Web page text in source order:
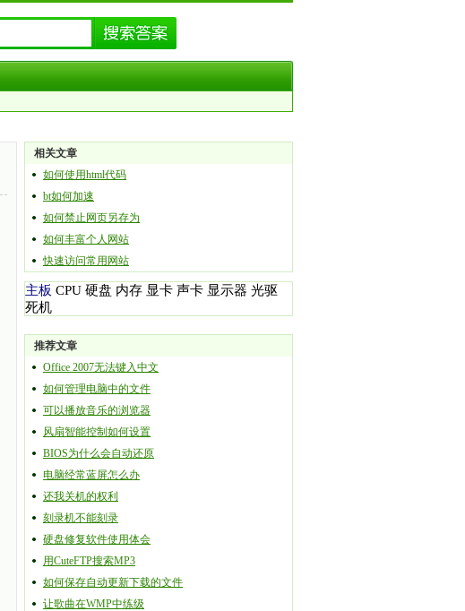
相关文章
如何使用html代码
bt如何加速
如何禁止网页另存为
如何丰富个人网站
快速访问常用网站
主板 CPU 硬盘 内存 显卡 声卡 显示器 光驱
死机
推荐文章
Office 2007无法键入中文
如何管理电脑中的文件
可以播放音乐的浏览器
风扇智能控制如何设置
BIOS为什么会自动还原
电脑经常蓝屏怎么办
还我关机的权利
刻录机不能刻录
硬盘修复软件使用体会
用CuteFTP搜索MP3
如何保存自动更新下载的文件
让歌曲在WMP中练级